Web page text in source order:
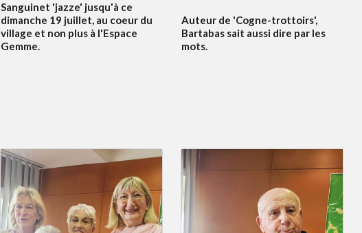
Sanguinet 'jazze' jusqu'à ce
dimanche 19 juillet, au coeur du
village et non plus à l'Espace
Gemme.
Auteur de 'Cogne-trottoirs',
Bartabas sait aussi dire par les
mots.